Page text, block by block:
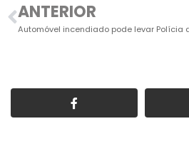
ANTERIOR